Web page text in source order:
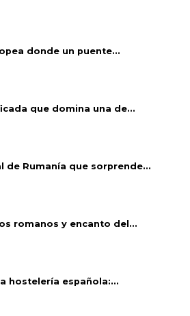
donde un puente...
que domina una de...
de Rumanía que sorprende...
romanos y encanto del...
hostelería española:...